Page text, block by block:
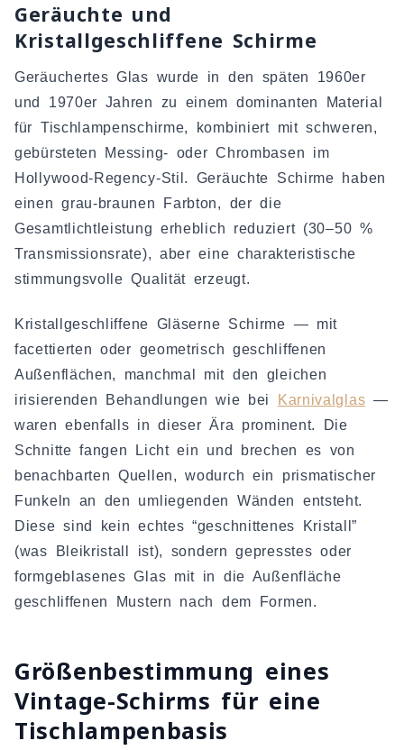
Geräuchte und
Kristallgeschliffene Schirme
Geräuchertes Glas wurde in den späten 1960er
und 1970er Jahren zu einem dominanten Material
für Tischlampenschirme, kombiniert mit schweren,
gebürsteten Messing- oder Chrombasen im
Hollywood-Regency-Stil. Geräuchte Schirme haben
einen grau-braunen Farbton, der die
Gesamtlichtleistung erheblich reduziert (30–50 %
Transmissionsrate), aber eine charakteristische
stimmungsvolle Qualität erzeugt.
Kristallgeschliffene Gläserne Schirme — mit
facettierten oder geometrisch geschliffenen
Außenflächen, manchmal mit den gleichen
irisierenden Behandlungen wie bei
Karnivalglas —
waren ebenfalls in dieser Ära prominent. Die
Schnitte fangen Licht ein und brechen es von
benachbarten Quellen, wodurch ein prismatischer
Funkeln an den umliegenden Wänden entsteht.
Diese sind kein echtes “geschnittenes Kristall”
(was Bleikristall ist), sondern gepresstes oder
formgeblasenes Glas mit in die Außenfläche
geschliffenen Mustern nach dem Formen.
Größenbestimmung eines
Vintage-Schirms für eine
Tischlampenbasis